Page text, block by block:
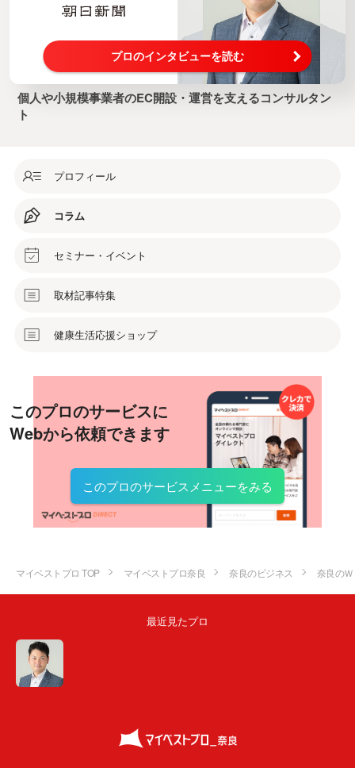
プロのインタビューを読む
個人や小規模事業者のEC開設・運営を支えるコンサルタン
ト
プロフィール
コラム
セミナー・イベント
取材記事特集
健康生活応援ショップ
このプロのサービスに
Webから依頼できます
このプロのサービスメニューをみる
マイベストプロ TOP マイベストプロ奈良 奈良のビジネス 奈良の
最近見たプロ